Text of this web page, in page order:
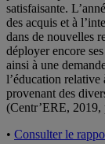
satisfaisante.
des acquis et à
dans de nouvelles
déployer encore
ainsi à une
l’éducation relative
provenant des
(Centr’ERE, 2019,
• Consulter le